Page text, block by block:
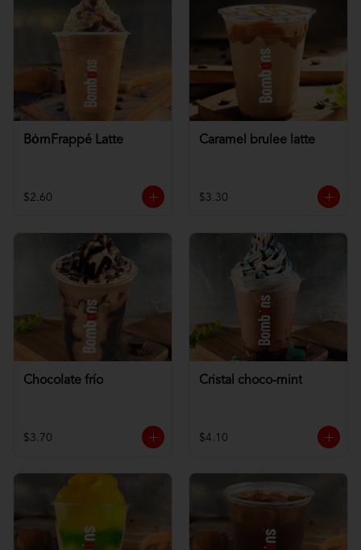
BȯmFrappé Latte
$2.60
Caramel brulee latte
$3.30
Chocolate frío
$3.70
Cristal choco-mint
$4.10